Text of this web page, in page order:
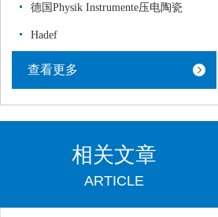
德国Physik Instrumente压电陶瓷
Hadef
查看更多
相关文章
ARTICLE